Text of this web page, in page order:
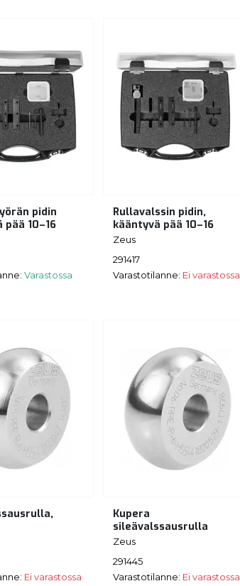
pidin
pää 10–16
Varastossa
Rullavalssin pidin,
kääntyvä pää 10–16
Zeus
291417
Varastotilanne: Ei varastossa
Ei varastossa
Kupera
sileävalssausrulla
Zeus
291445
Varastotilanne: Ei varastossa